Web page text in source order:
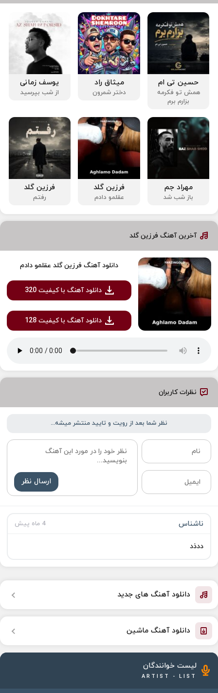
حسین تی ام
همش تو فکرمه
بزارم برم
میثاق راد
دختر شمرون
یوسف زمانی
از شب بپرسید
مهراد جم
باز شب شد
فرزین گلد
عقلمو دادم
فرزین گلد
رفتم
آخرین آهنگ فرزین گلد
دانلود آهنگ فرزین گلد عقلمو دادم
دانلود آهنگ با کیفیت 320
دانلود آهنگ با کیفیت 128
نظرات کاربران
نظر شما بعد از رویت و تایید منتشر میشه...
ارسال نظر
ناشناس 4 ماه پیش
ددذد
دانلود آهنگ های جدید
دانلود آهنگ ماشین
لیست خوانندگان
ARTIST - LIST